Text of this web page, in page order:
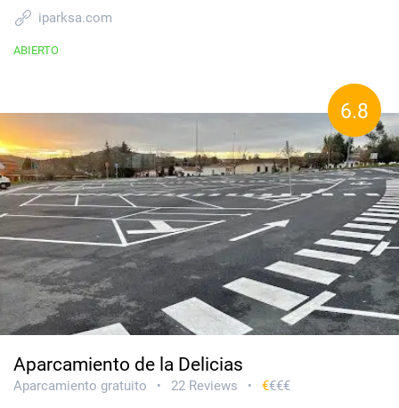
iparksa.com
ABIERTO
6.8
Aparcamiento de la Delicias
Aparcamiento gratuito • 22 Reviews • €€€€